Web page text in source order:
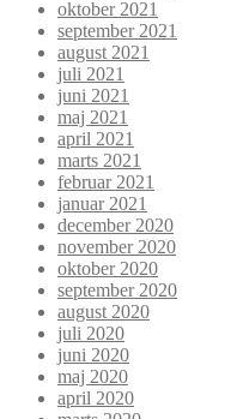
oktober 2021
september 2021
august 2021
juli 2021
juni 2021
maj 2021
april 2021
marts 2021
februar 2021
januar 2021
december 2020
november 2020
oktober 2020
september 2020
august 2020
juli 2020
juni 2020
maj 2020
april 2020